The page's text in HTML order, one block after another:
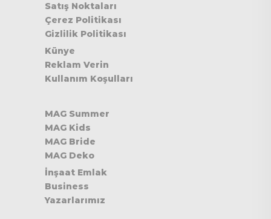
Satış Noktaları
Çerez Politikası
Gizlilik Politikası
Künye
Reklam Verin
Kullanım Koşulları
MAG Summer
MAG Kids
MAG Bride
MAG Deko
İnşaat Emlak
Business
Yazarlarımız